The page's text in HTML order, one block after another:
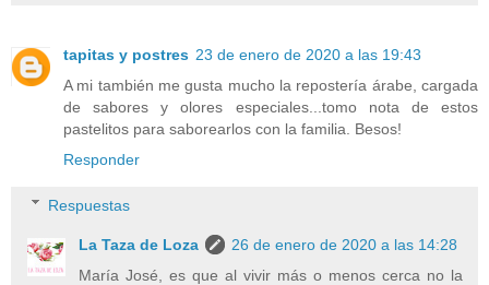
tapitas y postres 23 de enero de 2020 a las 19:43
A mi también me gusta mucho la repostería árabe, cargada
de sabores y olores especiales...tomo nota de estos
pastelitos para saborearlos con la familia. Besos!
Responder
Respuestas
La Taza de Loza
26 de enero de 2020 a las 14:28
María José, es que al vivir más o menos cerca no la